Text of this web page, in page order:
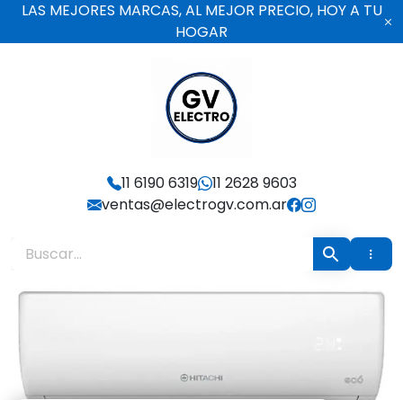
LAS MEJORES MARCAS, AL MEJOR PRECIO, HOY A TU
HOGAR
Electro GV
11 6190 6319
11 2628 9603
ventas@electrogv.com.ar